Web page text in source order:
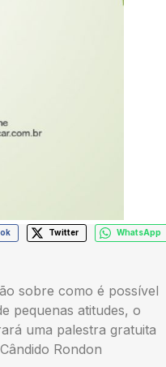
Twitter WhatsApp
sobre como é possível
pequenas atitudes, o
uma palestra gratuita
Rondon